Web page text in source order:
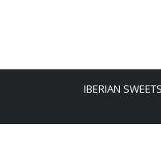
IBERIAN